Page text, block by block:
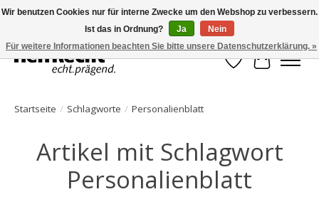
HelfRecht-Planer | Jahresaktualisierungen | Zubehör
Wunschzettel
Ihr
Startseite / Schlagworte / Personalienblatt
Artikel mit Schlagwort
Personalienblatt
Wir benutzen Cookies nur für interne Zwecke um den Webshop zu verbessern.
Ist das in Ordnung?
Ja
Nein
Für weitere Informationen beachten Sie bitte unsere Datenschutzerklärung. »